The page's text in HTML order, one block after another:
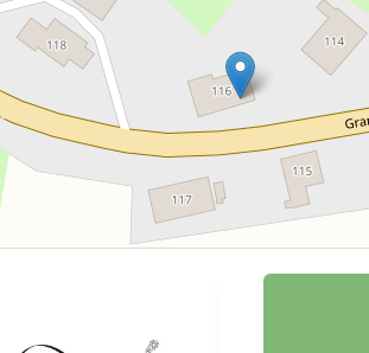
Cliquez sur le bouton pour afficher la carte.
Voir la carte